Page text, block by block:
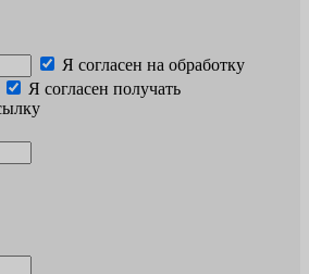
Я согласен на обработку
Я согласен получать